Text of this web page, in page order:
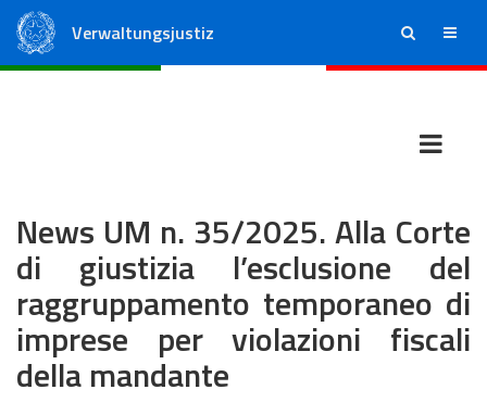
Verwaltungsjustiz ricerca menu
News UM n. 35/2025. Alla Corte
di giustizia l’esclusione del
raggruppamento temporaneo di
imprese per violazioni fiscali
della mandante